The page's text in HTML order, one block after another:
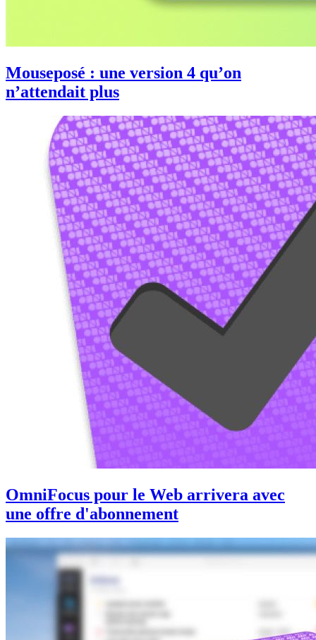
Mouseposé : une version 4 qu’on
n’attendait plus
OmniFocus pour le Web arrivera avec
une offre d'abonnement